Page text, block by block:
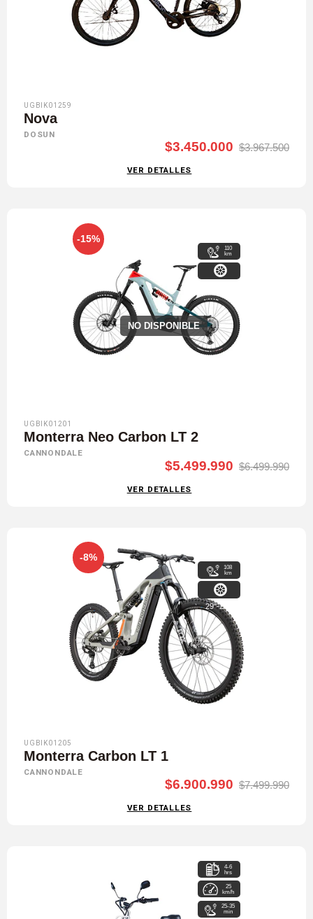
UGBIK01259
Nova
DOSUN
$3.450.000 $3.967.500
VER DETALLES
-15%
NO DISPONIBLE
110
km
UGBIK01201
Monterra Neo Carbon LT 2
CANNONDALE
$5.499.990 $6.499.990
VER DETALLES
-8%
108
km
29"-27,5"
UGBIK01205
Monterra Carbon LT 1
CANNONDALE
$6.900.990 $7.499.990
VER DETALLES
4-6
hrs
25
km/h
25-35
min